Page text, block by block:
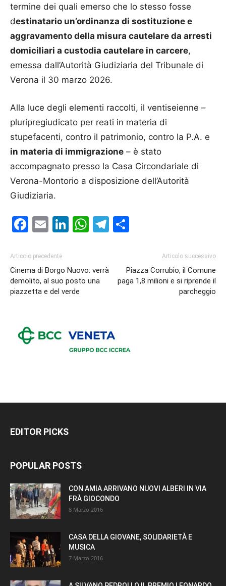
termine dei quali emerso che lo stesso fosse
destinatario un’ordinanza di sostituzione e
aggravamento della misura cautelare da arresti
domiciliari a custodia cautelare in carcere,
emessa dall’Autorità Giudiziaria del Tribunale di
Verona il 30 marzo 2026.
Alla luce degli elementi raccolti, il ventiseienne –
pluripregiudicato per reati in materia di
stupefacenti, contro il patrimonio, contro la P.A. e
in materia di immigrazione – è stato
accompagnato presso la Casa Circondariale di
Verona-Montorio a disposizione dell’Autorità
Giudiziaria.
Facebook
EmailLinkedIn
WhatsApp
Telegram
Articolo precedente
Cinema di Borgo Nuovo: verrà
demolito, al suo posto una
piazzetta e del verde
Articolo successivo
Piazza Corrubio, il Comune
paga 1,8 milioni e si riprende il
parcheggio
EDITOR PICKS
POPULAR POSTS
CON AMIA ARRIVANO NUOVI ALBERI IN VIA
FRÀ GIOCONDO
8 Marzo 2016
CASA DELLA GIOVANE, SOLIDARIETÀ E
MUSICA
7 Marzo 2016